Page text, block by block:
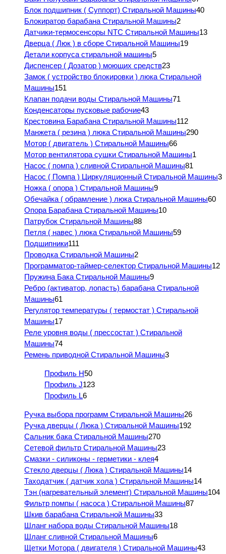
Блок подшипник ( Суппорт) Стиральной Машины40
Блокиратор барабана Стиральной Машины2
Датчики-термосенсоры NTC Стиральной Машины13
Дверца ( Люк ) в сборе Стиральной Машины19
Детали корпуса стиральной машины5
Диспенсер ( Дозатор ) моющих средств23
Замок ( устройство блокировки ) люка Стиральной
Машины151
Клапан подачи воды Стиральной Машины71
Конденсаторы пусковые рабочие43
Крестовина Барабана Стиральной Машины112
Манжета ( резина ) люка Стиральной Машины290
Мотор ( двигатель ) Стиральной Машины66
Мотор вентилятора сушки Стиральной Машины1
Насос ( помпа ) сливной Стиральной Машины81
Насос ( Помпа ) Циркуляционный Стиральной Машины3
Ножка ( опора ) Стиральной Машины9
Обечайка ( обрамление ) люка Стиральной Машины60
Опора Барабана Стиральной Машины10
Патрубок Стиральной Машины88
Петля ( навес ) люка Стиральной Машины59
Подшипники111
Проводка Стиральной Машины2
Программатор-таймер-селектор Стиральной Машины12
Пружина Бака Стиральной Машины9
Ребро (активатор, лопасть) барабана Стиральной
Машины61
Регулятор температуры ( термостат ) Стиральной
Машины17
Реле уровня воды ( прессостат ) Стиральной
Машины74
Ремень приводной Стиральной Машины3
Профиль H50
Профиль J123
Профиль L6
Ручка выбора программ Стиральной Машины26
Ручка дверцы ( Люка ) Стиральной Машины192
Сальник бака Стиральной Машины270
Сетевой фильтр Стиральной Машины23
Смазки - силиконы - герметики - клея4
Стекло дверцы ( Люка ) Стиральной Машины14
Таходатчик ( датчик хола ) Стиральной Машины14
Тэн (нагревательный элемент) Стиральной Машины104
Фильтр помпы ( насоса ) Стиральной Машины87
Шкив барабана Стиральной Машины33
Шланг набора воды Стиральной Машины18
Шланг сливной Стиральной Машины6
Щетки Мотора ( двигателя ) Стиральной Машины43